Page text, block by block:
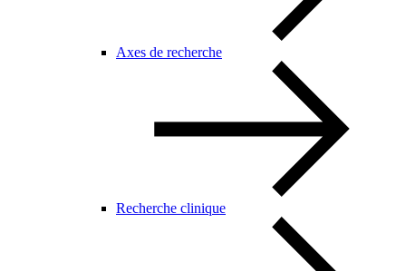
Axes de recherche
Recherche clinique